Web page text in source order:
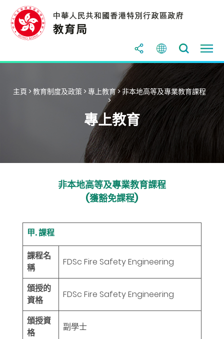
主頁 >教育制度及政策 >專上教育>非本地高等及專業教育課程
>
專上教育
非本地高等及專業教育課程
(獲豁免課程)
甲. 課程
課程名
稱
FDSc Fire Safety Engineering
頒授的
資格
FDSc Fire Safety Engineering
頒授資
格
副學士